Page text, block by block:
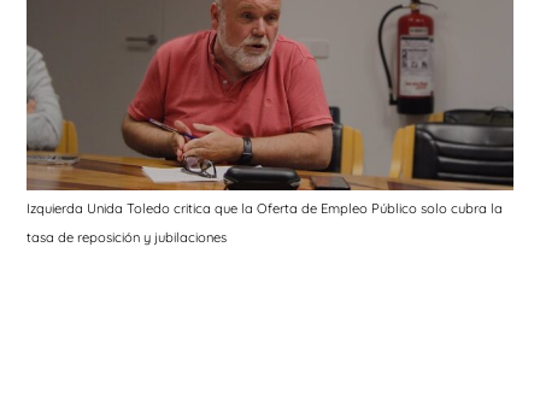
Izquierda Unida Toledo critica que la Oferta de Empleo Público solo cubra la
tasa de reposición y jubilaciones